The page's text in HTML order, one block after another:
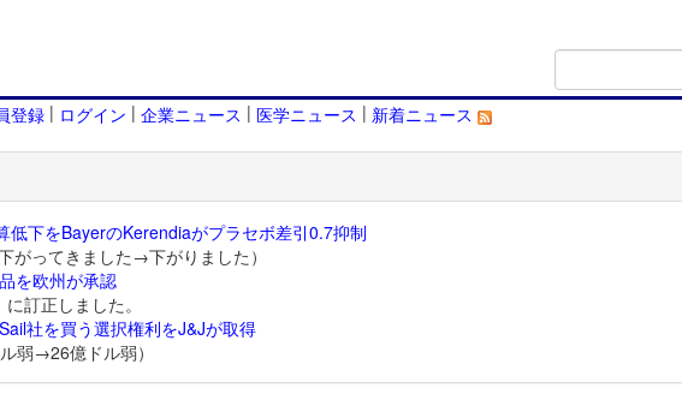
登録 | ログイン | 企業ニュース | 医学ニュース | 新着ニュース
低下をBayerのKerendiaがプラセボ差引0.7抑制
がってきました→下がりました）
を欧州が承認
訂正しました。
社を買う選択権利をJ&Jが取得
弱→26億ドル弱）